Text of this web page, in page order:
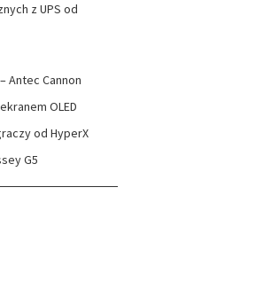
z UPS od
Antec Cannon
OLED
od HyperX
G5